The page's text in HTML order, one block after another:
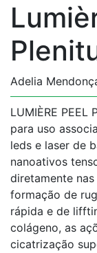
Adelia
LUMIÈRE PEEL
para uso
leds e laser de
nanoativos
diretamente
formação de
rápida e de
colágeno, as
cicatrização